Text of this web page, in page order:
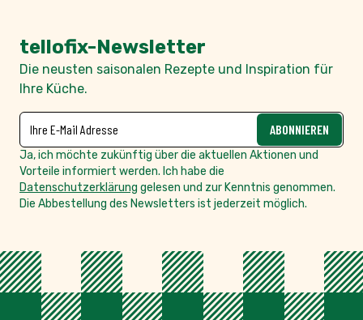
tellofix-Newsletter
Die neusten saisonalen Rezepte und Inspiration für
Ihre Küche.
NEWSLETTER E-Mailadresse
ABONNIEREN
Ja, ich möchte zukünftig über die aktuellen Aktionen und
Vorteile informiert werden. Ich habe die
Datenschutzerklärung gelesen und zur Kenntnis genommen.
Die Abbestellung des Newsletters ist jederzeit möglich.